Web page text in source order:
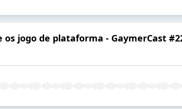
os jogo de plataforma - GaymerCast